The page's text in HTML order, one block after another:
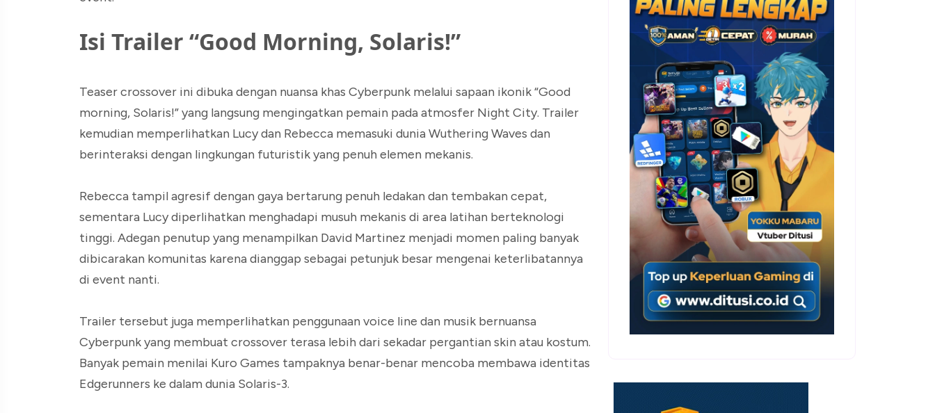
Isi Trailer “Good Morning, Solaris!”
Teaser crossover ini dibuka dengan nuansa khas Cyberpunk melalui sapaan ikonik “Good
morning, Solaris!” yang langsung mengingatkan pemain pada atmosfer Night City. Trailer
kemudian memperlihatkan Lucy dan Rebecca memasuki dunia Wuthering Waves dan
berinteraksi dengan lingkungan futuristik yang penuh elemen mekanis.
Rebecca tampil agresif dengan gaya bertarung penuh ledakan dan tembakan cepat,
sementara Lucy diperlihatkan menghadapi musuh mekanis di area latihan berteknologi
tinggi. Adegan penutup yang menampilkan David Martinez menjadi momen paling banyak
dibicarakan komunitas karena dianggap sebagai petunjuk besar mengenai keterlibatannya
di event nanti.
Trailer tersebut juga memperlihatkan penggunaan voice line dan musik bernuansa
Cyberpunk yang membuat crossover terasa lebih dari sekadar pergantian skin atau kostum.
Banyak pemain menilai Kuro Games tampaknya benar-benar mencoba membawa identitas
Edgerunners ke dalam dunia Solaris-3.